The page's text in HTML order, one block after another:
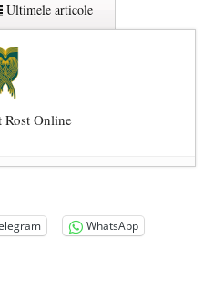
Ultimele articole
Rost Online
despre
Volodymyr
2026
Națiunea
WhatsApp